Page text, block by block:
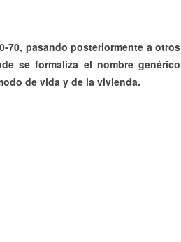
70, pasando posteriormente a otros
se formaliza el nombre genérico
de vida y de la vivienda.